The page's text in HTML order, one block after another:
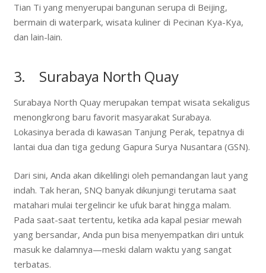
Tian Ti yang menyerupai bangunan serupa di Beijing,
bermain di waterpark, wisata kuliner di Pecinan Kya-Kya,
dan lain-lain.
3. Surabaya North Quay
Surabaya North Quay merupakan tempat wisata sekaligus
menongkrong baru favorit masyarakat Surabaya.
Lokasinya berada di kawasan Tanjung Perak, tepatnya di
lantai dua dan tiga gedung Gapura Surya Nusantara (GSN).
Dari sini, Anda akan dikelilingi oleh pemandangan laut yang
indah. Tak heran, SNQ banyak dikunjungi terutama saat
matahari mulai tergelincir ke ufuk barat hingga malam.
Pada saat-saat tertentu, ketika ada kapal pesiar mewah
yang bersandar, Anda pun bisa menyempatkan diri untuk
masuk ke dalamnya—meski dalam waktu yang sangat
terbatas.